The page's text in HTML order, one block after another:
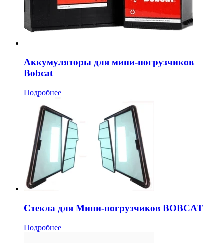
Аккумуляторы для мини-погрузчиков
Bobcat
Подробнее
Стекла для Мини-погрузчиков BOBCAT
Подробнее